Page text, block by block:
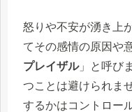
怒りや不安が湧き上
てその感情の原因や
プレイザル」と呼び
つことは避けられま
するかはコントロー